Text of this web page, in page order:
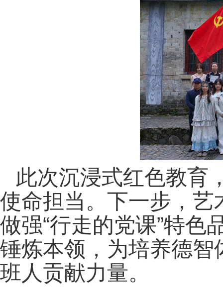
此次沉浸式红色教育
使命担当。下一步，
做强“行走的党课”特色
锤炼本领，为培养德
班人贡献力量。